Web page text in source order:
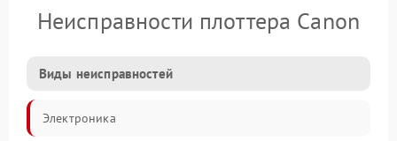
Неисправности плоттера Canon
Виды неисправностей
Электроника